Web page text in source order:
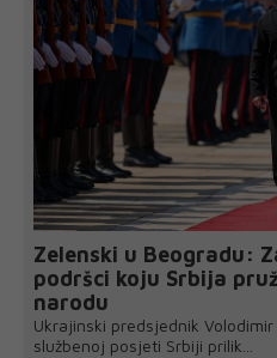
Zelenski u Beogradu:
podršci koju Srbija
narodu
Ukrajinski predsjednik
službenoj posjeti Srbiji prilik...